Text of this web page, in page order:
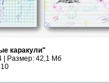
каракули"
| Размер: 42,1 Мб